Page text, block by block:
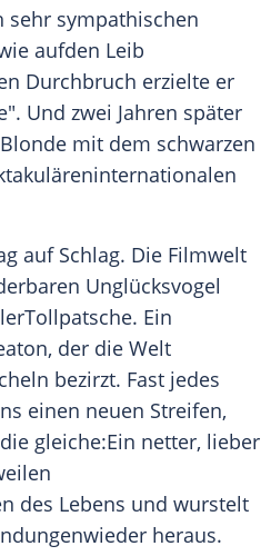
sehr sympathischen
aufden Leib
Durchbruch erzielte er
Und zwei Jahren später
mit dem schwarzen
auf Schlag. Die Filmwelt
Unglücksvogel
Ein
, der die Welt
bezirzt. Fast jedes
einen neuen Streifen,
gleiche:Ein netter, lieber
des Lebens und wurstelt
heraus.